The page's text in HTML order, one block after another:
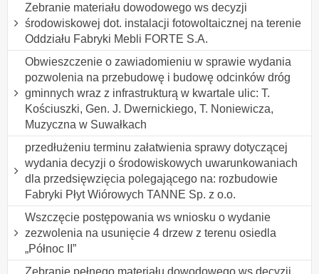
Zebranie materiału dowodowego ws decyzji
środowiskowej dot. instalacji fotowoltaicznej na terenie
Oddziału Fabryki Mebli FORTE S.A.
Obwieszczenie o zawiadomieniu w sprawie wydania
pozwolenia na przebudowę i budowę odcinków dróg
gminnych wraz z infrastrukturą w kwartale ulic: T.
Kościuszki, Gen. J. Dwernickiego, T. Noniewicza,
Muzyczna w Suwałkach
przedłużeniu terminu załatwienia sprawy dotyczącej
wydania decyzji o środowiskowych uwarunkowaniach
dla przedsięwzięcia polegającego na: rozbudowie
Fabryki Płyt Wiórowych TANNE Sp. z o.o.
Wszczęcie postępowania ws wniosku o wydanie
zezwolenia na usunięcie 4 drzew z terenu osiedla
„Północ II”
Zebranie pełnego materiału dowodowego ws decyzji